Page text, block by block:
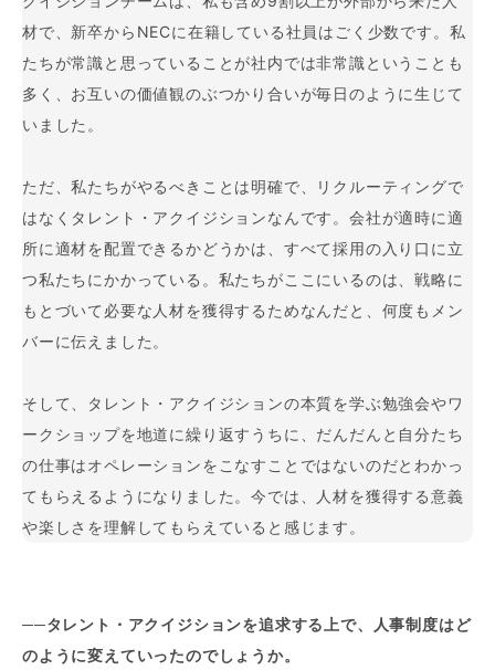
材で、新卒からNECに在籍している社員はごく少数です。私
たちが常識と思っていることが社内では非常識ということも
多く、お互いの価値観のぶつかり合いが毎日のように生じて
いました。
ただ、私たちがやるべきことは明確で、リクルーティングで
はなくタレント・アクイジションなんです。会社が適時に適
所に適材を配置できるかどうかは、すべて採用の入り口に立
つ私たちにかかっている。私たちがここにいるのは、戦略に
もとづいて必要な人材を獲得するためなんだと、何度もメン
バーに伝えました。
そして、タレント・アクイジションの本質を学ぶ勉強会やワ
ークショップを地道に繰り返すうちに、だんだんと自分たち
の仕事はオペレーションをこなすことではないのだとわかっ
てもらえるようになりました。今では、人材を獲得する意義
や楽しさを理解してもらえていると感じます。
──タレント・アクイジションを追求する上で、人事制度はど
のように変えていったのでしょうか。